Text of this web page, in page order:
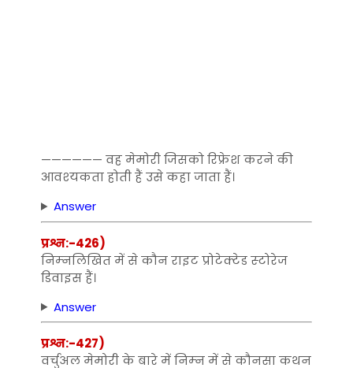
—————— वह मेमोरी जिसको रिफ्रेश करने की
आवश्‍यकता होती हैं उसे कहा जाता हैं।
Answer
प्रश्न:-426)
निम्‍नलिखित में से कौन राइट प्रोटेक्‍टेड स्‍टोरेज
डिवाइस हैं।
Answer
प्रश्न:-427)
वर्चुअल मेमोरी के बारे में निम्‍न में से कौनसा कथन